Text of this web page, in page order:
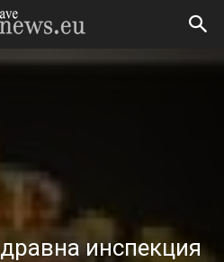
инспекция